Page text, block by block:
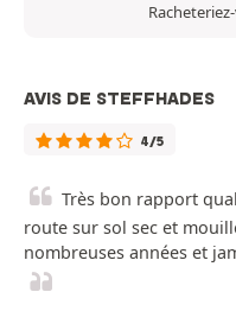
AVIS DE STEFFHADES
4/5
Très bon rapport
route sur sol sec et
nombreuses années et